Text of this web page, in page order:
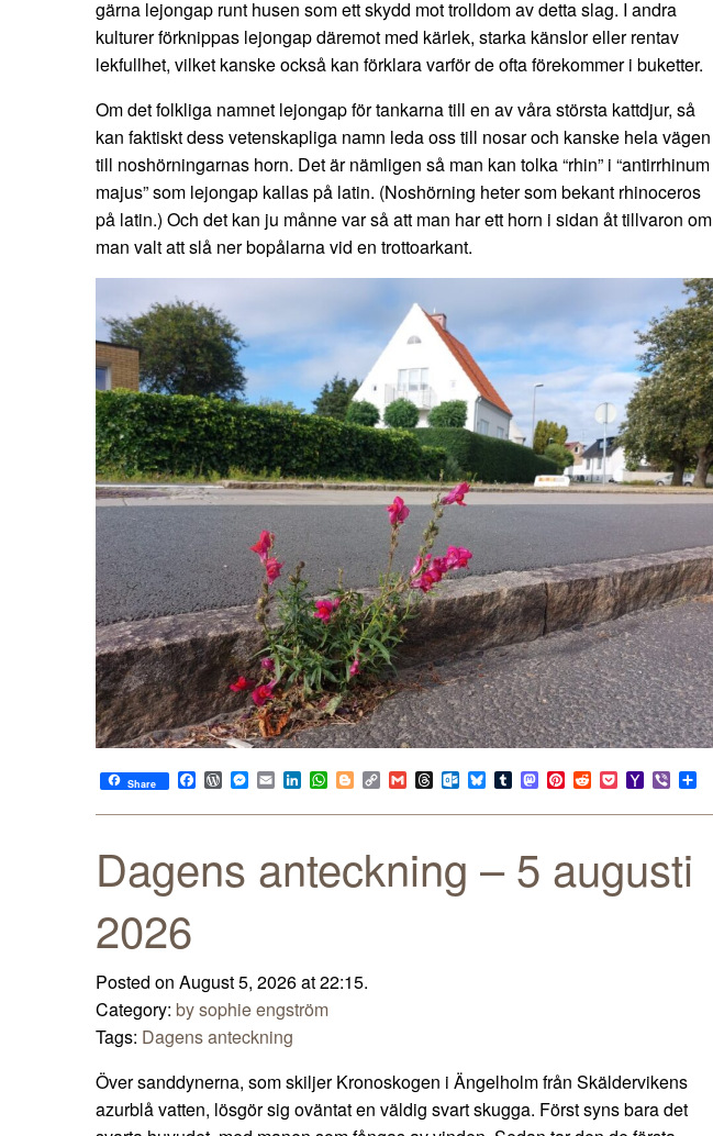
gärna lejongap runt husen som ett skydd mot trolldom av detta slag. I andra
kulturer förknippas lejongap däremot med kärlek, starka känslor eller rentav
lekfullhet, vilket kanske också kan förklara varför de ofta förekommer i buketter.
Om det folkliga namnet lejongap för tankarna till en av våra största kattdjur, så
kan faktiskt dess vetenskapliga namn leda oss till nosar och kanske hela vägen
till noshörningarnas horn. Det är nämligen så man kan tolka “rhin” i “antirrhinum
majus” som lejongap kallas på latin. (Noshörning heter som bekant rhinoceros
på latin.) Och det kan ju månne var så att man har ett horn i sidan åt tillvaron om
man valt att slå ner bopålarna vid en trottoarkant.
Share Facebook
WordPress
Messenger
EmailLinkedIn
WhatsApp
BloggerCopy
Link
GmailThreadsOutlook.com
Bluesky
TumblrMastodon
Pinterest
RedditPocketYahoo
Mail
Viber
Dagens anteckning – 5 augusti
2026
Posted on August 5, 2026 at 22:15.
Category: by sophie engström
Tags: Dagens anteckning
Över sanddynerna, som skiljer Kronoskogen i Ängelholm från Skäldervikens
azurblå vatten, lösgör sig oväntat en väldig svart skugga. Först syns bara det